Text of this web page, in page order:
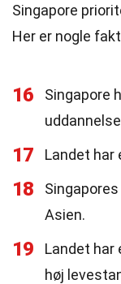
Singapore
Her er nogle
16
Singapore
17 Landet
18
Asien.
19
Landet
høj